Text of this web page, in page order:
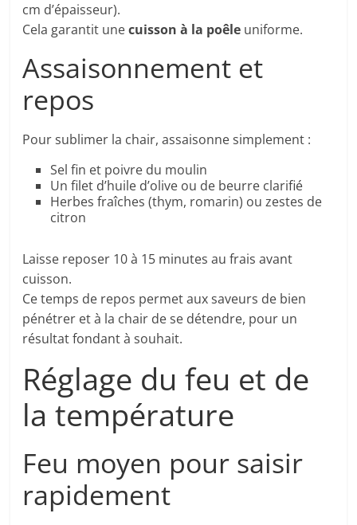
cm d’épaisseur).
Cela garantit unecuisson à la poêle uniforme.
Assaisonnement et
repos
Pour sublimer la chair, assaisonne simplement :
Sel fin et poivre du moulin
Un filet d’huile d’olive ou de beurre clarifié
Herbes fraîches (thym, romarin) ou zestes de
citron
Laisse reposer 10 à 15 minutes au frais avant
cuisson.
Ce temps de repos permet aux saveurs de bien
pénétrer et à la chair de se détendre, pour un
résultat fondant à souhait.
Réglage du feu et de
la température
Feu moyen pour saisir
rapidement